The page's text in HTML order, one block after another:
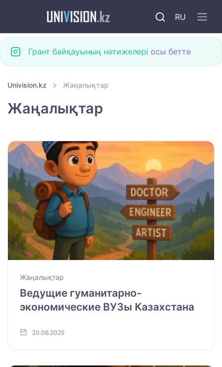
RU
Грант байқауының нәтижелері осы бетте
Univision.kz Жаңалықтар
Жаңалықтар
Жаңалықтар
Ведущие гуманитарно-
экономические ВУЗы Казахстана
20.06.2025